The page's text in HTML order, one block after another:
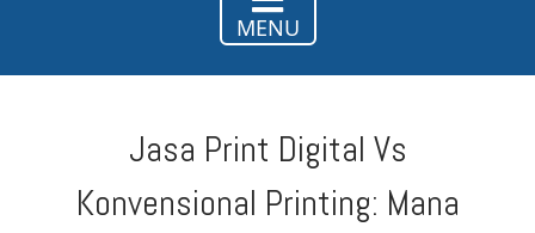
MENU
Jasa Print Digital Vs
Konvensional Printing: Mana